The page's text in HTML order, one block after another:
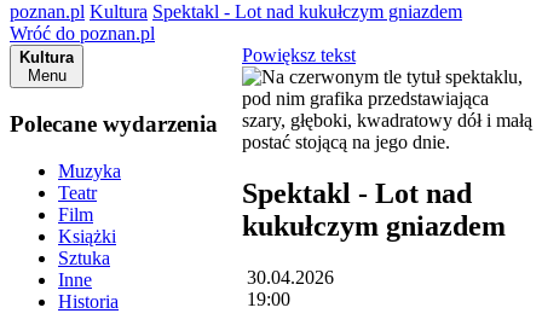
poznan.pl Kultura Spektakl - Lot nad kukułczym gniazdem
Wróć do poznan.pl
Kultura
Menu
Polecane wydarzenia
Muzyka
Teatr
Film
Książki
Sztuka
Inne
Historia
Powiększ tekst
Spektakl - Lot nad
kukułczym gniazdem
30.04.2026
19:00